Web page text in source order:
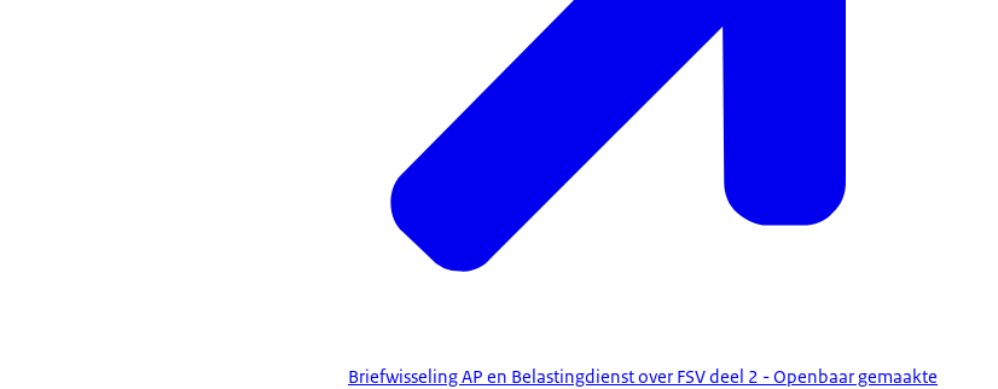
Briefwisseling AP en Belastingdienst over FSV deel 2 - Openbaar gemaakte